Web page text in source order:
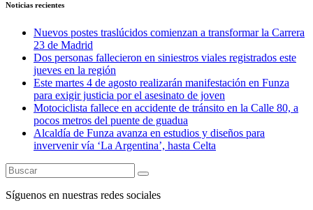
Noticias recientes
Nuevos postes traslúcidos comienzan a transformar la Carrera
23 de Madrid
Dos personas fallecieron en siniestros viales registrados este
jueves en la región
Este martes 4 de agosto realizarán manifestación en Funza
para exigir justicia por el asesinato de joven
Motociclista fallece en accidente de tránsito en la Calle 80, a
pocos metros del puente de guadua
Alcaldía de Funza avanza en estudios y diseños para
invervenir vía ‘La Argentina’, hasta Celta
Síguenos en nuestras redes sociales